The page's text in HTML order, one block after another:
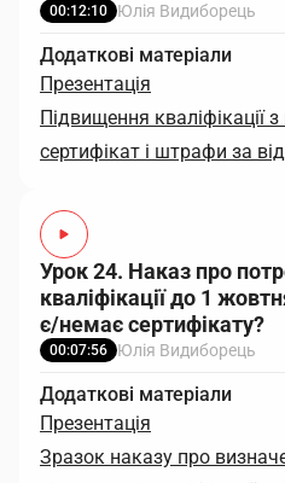
00:12:10 Юлія Видиборець
Додаткові матеріали
Презентація
Підвищення кваліфікації
сертифікат і штрафи за
Урок 24. Наказ про
кваліфікації до 1
є/немає сертифікату?
00:07:56 Юлія Видиборець
Додаткові матеріали
Презентація
Зразок наказу про